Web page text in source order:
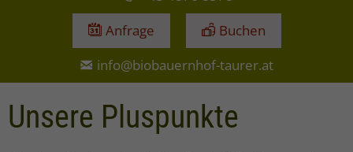
Anfrage
Buchen
info@biobauernhof-taurer.at
Unsere Pluspunkte